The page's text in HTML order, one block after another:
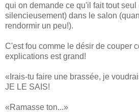
qui on demande ce qu'il fait tout seul
silencieusement) dans le salon
rendormir un peu!).
C'est fou comme le désir de couper
explications est grand!
«Irais-tu faire une brassée, je
JE LE SAIS!
«Ramasse ton...»